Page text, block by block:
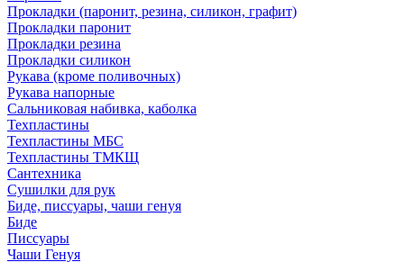
Прокладки (паронит, резина, силикон, графит)
Прокладки паронит
Прокладки резина
Прокладки силикон
Рукава (кроме поливочных)
Рукава напорные
Сальниковая набивка, каболка
Техпластины
Техпластины МБС
Техпластины ТМКЩ
Сантехника
Сушилки для рук
Биде, писсуары, чаши генуя
Биде
Писсуары
Чаши Генуя